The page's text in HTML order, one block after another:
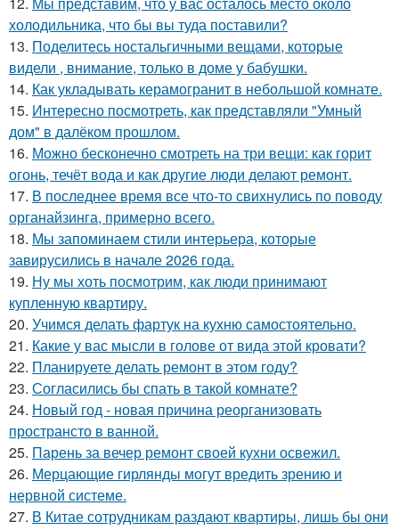
холодильника, что бы вы туда поставили?
13. Поделитесь ностальгичными вещами, которые
видели , внимание, только в доме у бабушки.
14. Как укладывать керамогранит в небольшой комнате.
15. Интересно посмотреть, как представляли "Умный
дом" в далёком прошлом.
16. Можно бесконечно смотреть на три вещи: как горит
огонь, течёт вода и как другие люди делают ремонт.
17. В последнее время все что-то свихнулись по поводу
органайзинга, примерно всего.
18. Мы запоминаем стили интерьера, которые
завирусились в начале 2026 года.
19. Ну мы хоть посмотрим, как люди принимают
купленную квартиру.
20. Учимся делать фартук на кухню самостоятельно.
21. Какие у вас мысли в голове от вида этой кровати?
22. Планируете делать ремонт в этом году?
23. Согласились бы спать в такой комнате?
24. Новый год - новая причина реорганизовать
пространсто в ванной.
25. Парень за вечер ремонт своей кухни освежил.
26. Мерцающие гирлянды могут вредить зрению и
нервной системе.
27. В Китае сотрудникам раздают квартиры, лишь бы они